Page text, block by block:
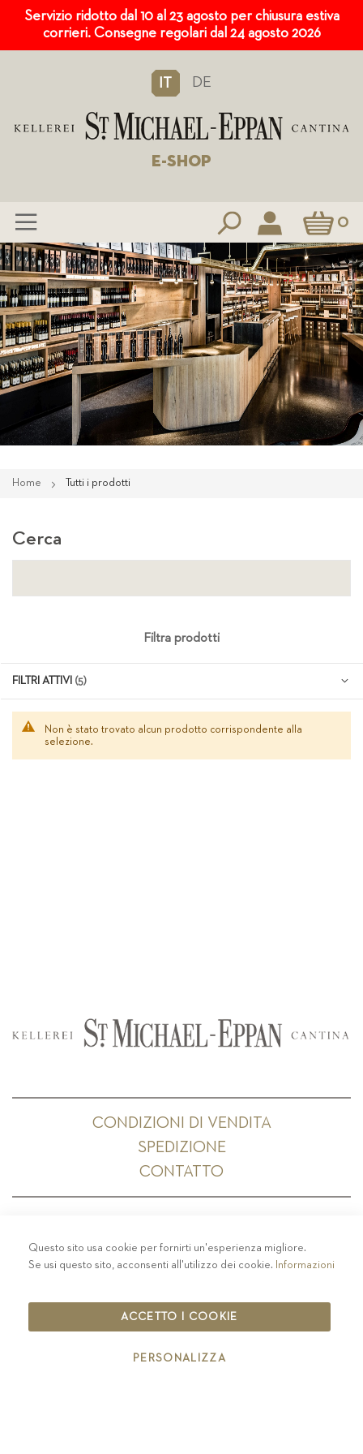
Servizio ridotto dal 10 al 23 agosto per chiusura estiva
corrieri. Consegne regolari dal 24 agosto 2026
IT DE
E-SHOP
Carrello0
Salta
al
contenuto
Home Tutti i prodotti
Non è stato trovato alcun prodotto corrispondente alla
selezione.
Cerca
Filtra prodotti
FILTRI ATTIVI
CONDIZIONI DI VENDITA
SPEDIZIONE
CONTATTO
PRIVACY-COLOPHON - COOKIE POLICY
CODICE ETICO
IT00126670215
Questo sito usa cookie per fornirti un'esperienza migliore.
Se usi questo sito, acconsenti all'utilizzo dei cookie. Informazioni
ACCETTO I COOKIE
PERSONALIZZA